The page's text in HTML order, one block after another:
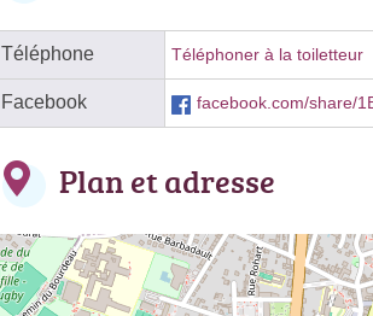
Téléphone Téléphoner à la toiletteur
Facebook facebook.com/share/
Plan et adresse